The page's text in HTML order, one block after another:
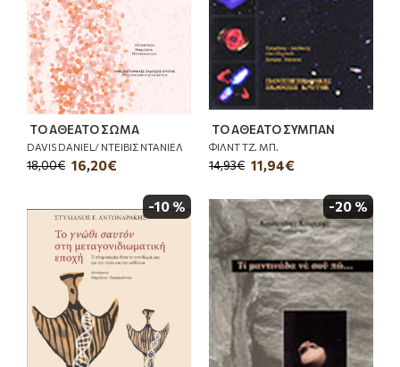
ΤΟ ΑΘΕΑΤΟ ΣΩΜΑ
DAVIS DANIEL/ ΝΤΕΙΒΙΣ ΝΤΑΝΙΕΛ
16,20€
18,00€
ΤΟ ΑΘΕΑΤΟ ΣΥΜΠΑΝ
ΦΙΛΝΤ ΤΖ. ΜΠ.
11,94€
14,93€
-10 % -20 %